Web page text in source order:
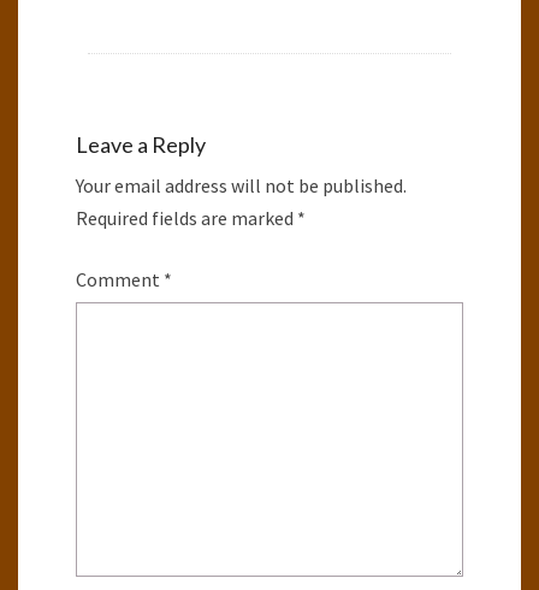
Leave a Reply
Your email address will not be published.
Required fields are marked *
Comment *